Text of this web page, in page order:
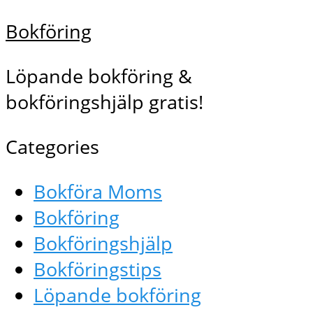
Bokföring
Löpande bokföring &
bokföringshjälp gratis!
Categories
Bokföra Moms
Bokföring
Bokföringshjälp
Bokföringstips
Löpande bokföring